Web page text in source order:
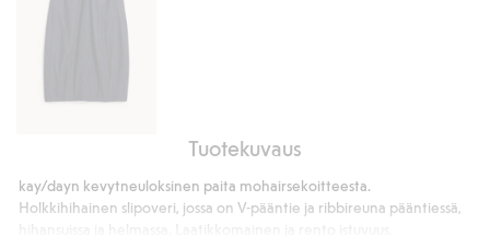
Tuotekuvaus
kay/dayn kevytneuloksinen paita mohairsekoitteesta.
Holkkihihainen slipoveri, jossa on V-pääntie ja ribbireuna pääntiessä,